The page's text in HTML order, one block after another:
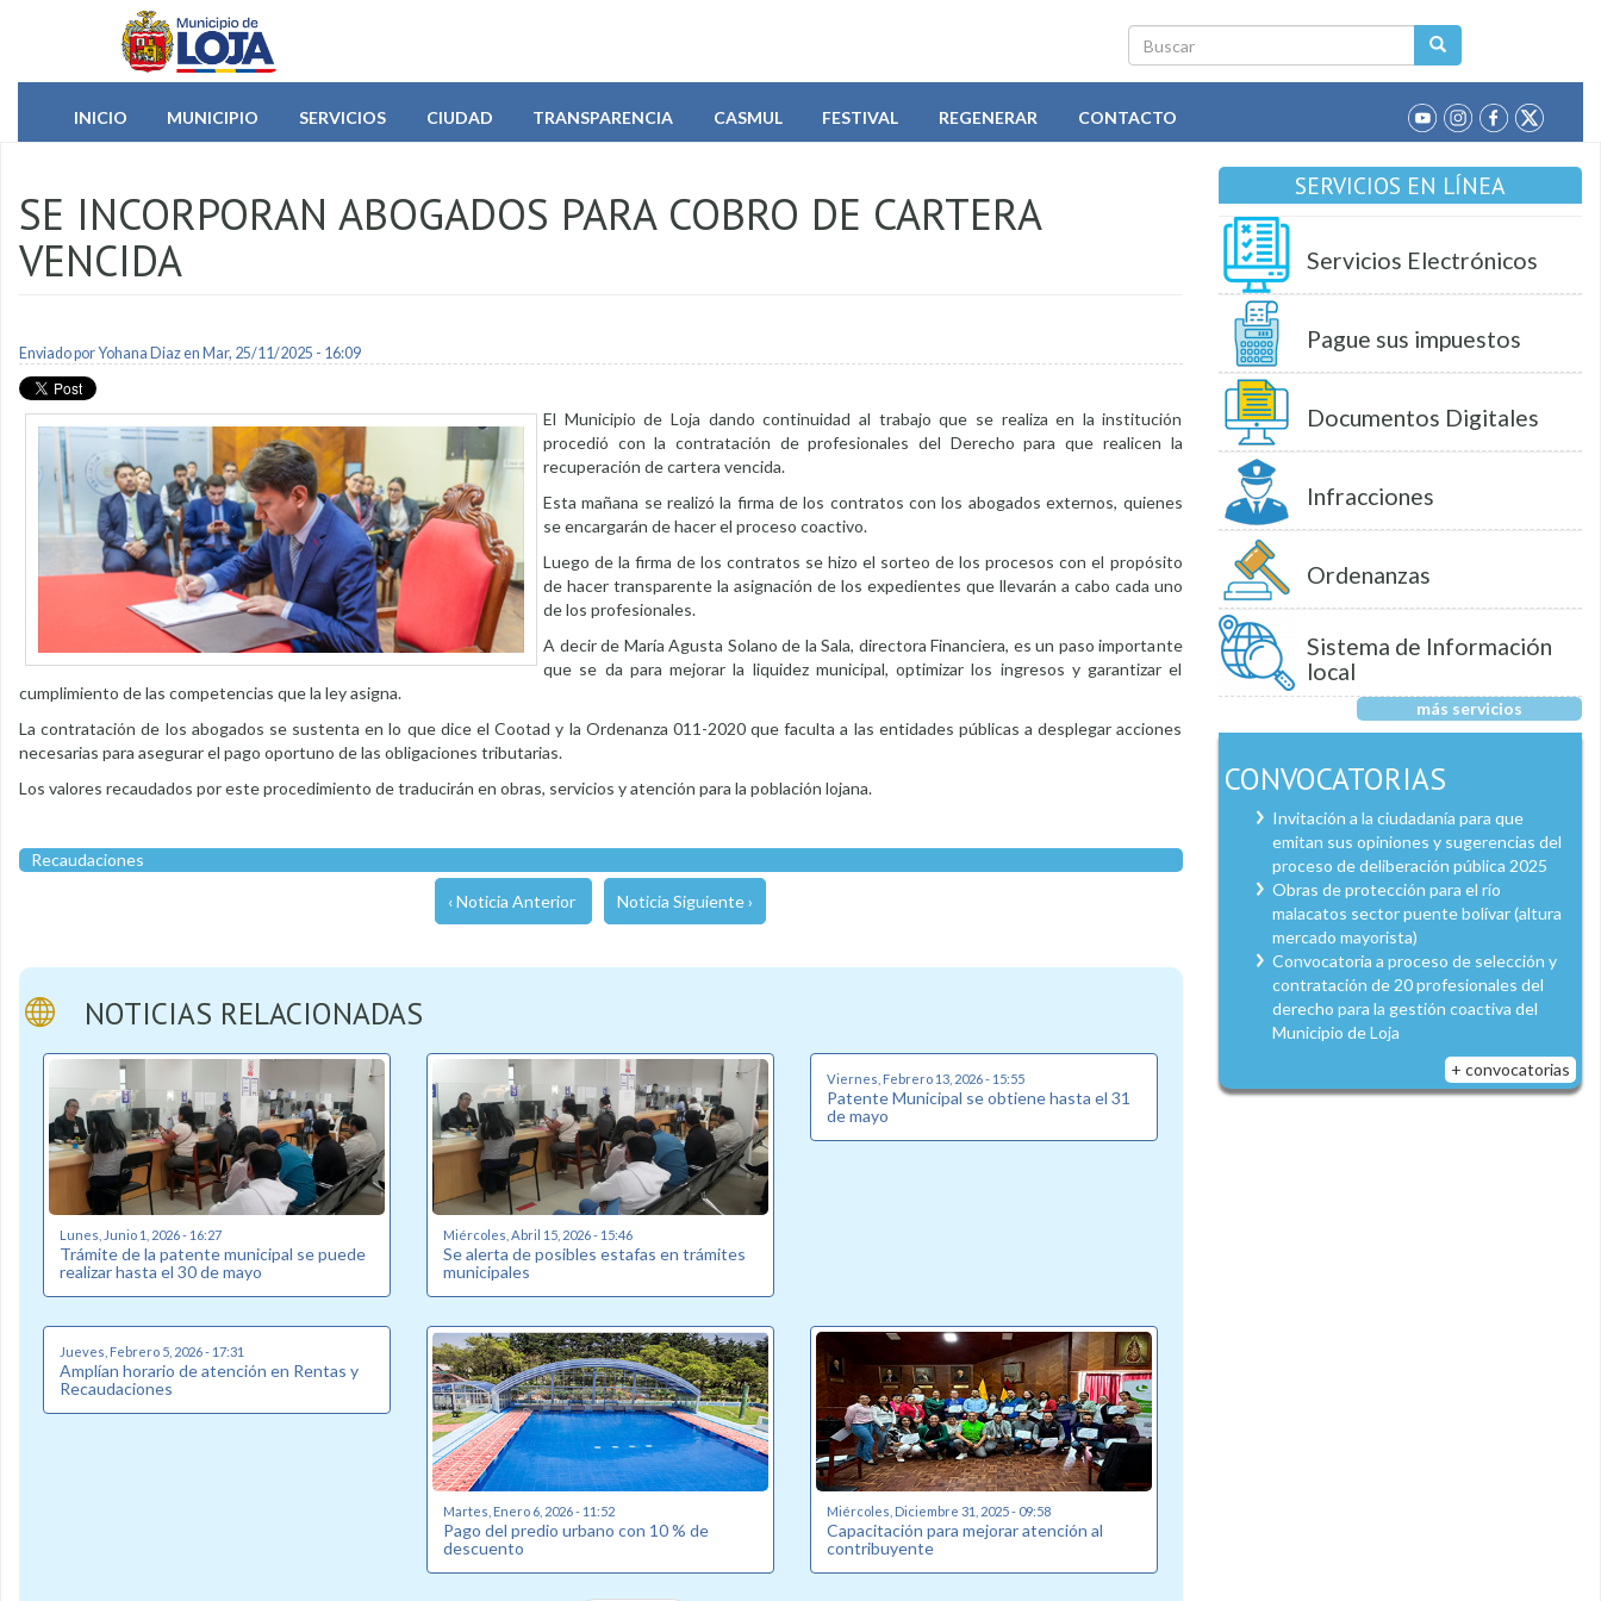
Pasar al contenido principal
Buscar
INICIO
MUNICIPIO SERVICIOS CIUDAD TRANSPARENCIA CASMUL FESTIVAL REGENERAR CONTACTO
SE INCORPORAN ABOGADOS PARA COBRO DE CARTERA
VENCIDA
Enviado porYohana Diazen Mar, 25/11/2025 - 16:09
El Municipio de Loja dando continuidad al trabajo que se realiza en la institución
procedió con la contratación de profesionales del Derecho para que realicen la
recuperación de cartera vencida.
Esta mañana se realizó la firma de los contratos con los abogados externos, quienes
se encargarán de hacer el proceso coactivo.
Luego de la firma de los contratos se hizo el sorteo de los procesos con el propósito
de hacer transparente la asignación de los expedientes que llevarán a cabo cada uno
de los profesionales.
A decir de María Agusta Solano de la Sala, directora Financiera, es un paso importante
que se da para mejorar la liquidez municipal, optimizar los ingresos y garantizar el
cumplimiento de las competencias que la ley asigna.
La contratación de los abogados se sustenta en lo que dice el Cootad y la Ordenanza 011-2020 que faculta a las entidades públicas a desplegar acciones
necesarias para asegurar el pago oportuno de las obligaciones tributarias.
Los valores recaudados por este procedimiento de traducirán en obras, servicios y atención para la población lojana.
Recaudaciones
‹ Noticia Anterior Noticia Siguiente ›
NOTICIAS RELACIONADAS
Lunes, Junio 1, 2026 - 16:27
Trámite de la patente municipal se puede
realizar hasta el 30 de mayo
Miércoles, Abril 15, 2026 - 15:46
Se alerta de posibles estafas en trámites
municipales
Viernes, Febrero 13, 2026 - 15:55
Patente Municipal se obtiene hasta el 31
de mayo
Jueves, Febrero 5, 2026 - 17:31
Amplían horario de atención en Rentas y
Recaudaciones
Martes, Enero 6, 2026 - 11:52
Pago del predio urbano con 10 % de
descuento
Miércoles, Diciembre 31, 2025 - 09:58
Capacitación para mejorar atención al
contribuyente
SERVICIOS EN LÍNEA
Servicios Electrónicos
Pague sus impuestos
Documentos Digitales
Infracciones
Ordenanzas
Sistema de Información
local
más servicios
CONVOCATORIAS
Invitación a la ciudadanía para que
emitan sus opiniones y sugerencias del
proceso de deliberación pública 2025
Obras de protección para el río
malacatos sector puente bolívar (altura
mercado mayorista)
Convocatoria a proceso de selección y
contratación de 20 profesionales del
derecho para la gestión coactiva del
Municipio de Loja
+ convocatorias